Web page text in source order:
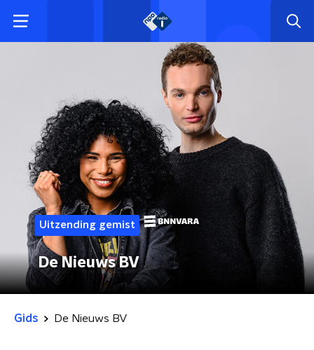
Uitzending gemist
De Nieuws BV
Gids De Nieuws BV